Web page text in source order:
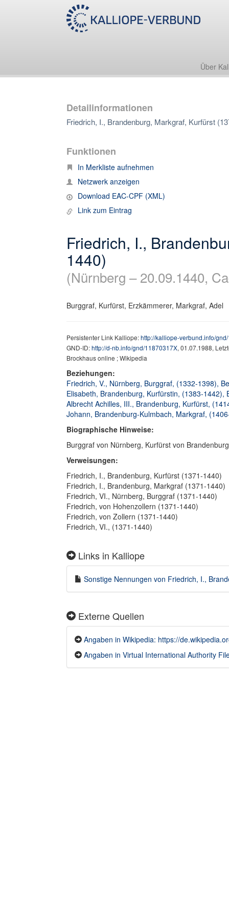
Über
Detailinformationen
Friedrich, I., Brandenburg, Markgraf, Kurfürst
Funktionen
In Merkliste aufnehmen
Netzwerk anzeigen
Download EAC-CPF (XML)
Link zum Eintrag
Friedrich, I.,
1440)
(Nürnberg – 20.09.1440,
Burggraf, Kurfürst, Erzkämmerer, Markgraf, Adel
Persistenter Link Kalliope:http://kalliope-verbund.info/
GND-ID:http://d-nb.info/gnd/11870317X, 01.07.1988,
Brockhaus online ; Wikipedia
Beziehungen:
Friedrich, V., Nürnberg, Burggraf, (1332-1398),
Elisabeth, Brandenburg, Kurfürstin, (1383-1442),
Albrecht Achilles, III., Brandenburg, Kurfürst,
Johann, Brandenburg-Kulmbach, Markgraf,
Biographische Hinweise:
Burggraf von Nürnberg, Kurfürst von
Verweisungen:
Friedrich, I., Brandenburg, Kurfürst (1371-1440)
Friedrich, I., Brandenburg, Markgraf (1371-1440)
Friedrich, VI., Nürnberg, Burggraf (1371-1440)
Friedrich, von Hohenzollern (1371-1440)
Friedrich, von Zollern (1371-1440)
Friedrich, VI., (1371-1440)
Links in Kalliope
Sonstige Nennungen von Friedrich, I.,
Externe Quellen
Angaben in Wikipedia: https://
Angaben in Virtual International Authority